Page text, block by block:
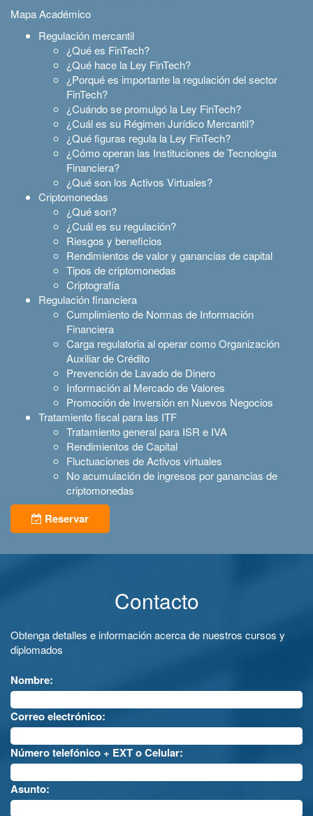
Mapa Académico
Regulación mercantil
¿Qué es FinTech?
¿Qué hace la Ley FinTech?
¿Porqué es importante la regulación del sector
FinTech?
¿Cuándo se promulgó la Ley FinTech?
¿Cuál es su Régimen Jurídico Mercantil?
¿Qué figuras regula la Ley FinTech?
¿Cómo operan las Instituciones de Tecnología
Financiera?
¿Qué son los Activos Virtuales?
Criptomonedas
¿Qué son?
¿Cuál es su regulación?
Riesgos y beneficios
Rendimientos de valor y ganancias de capital
Tipos de criptomonedas
Criptografía
Regulación financiera
Cumplimiento de Normas de Información
Financiera
Carga regulatoria al operar como Organización
Auxiliar de Crédito
Prevención de Lavado de Dinero
Información al Mercado de Valores
Promoción de Inversión en Nuevos Negocios
Tratamiento fiscal para las ITF
Tratamiento general para ISR e IVA
Rendimientos de Capital
Fluctuaciones de Activos virtuales
No acumulación de ingresos por ganancias de
criptomonedas
Reservar
Contacto
Obtenga detalles e información acerca de nuestros cursos y
diplomados
Nombre:
Correo electrónico:
Número telefónico + EXT o Celular:
Asunto: